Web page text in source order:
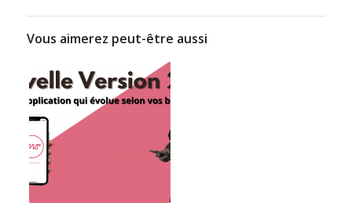
Vous aimerez peut-être aussi